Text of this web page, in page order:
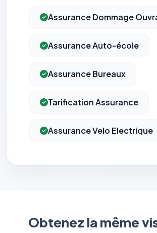
Assurance Dommage
Assurance Auto-école
Assurance Bureaux
Tarification Assurance
Assurance Velo Electrique
Obtenez la même